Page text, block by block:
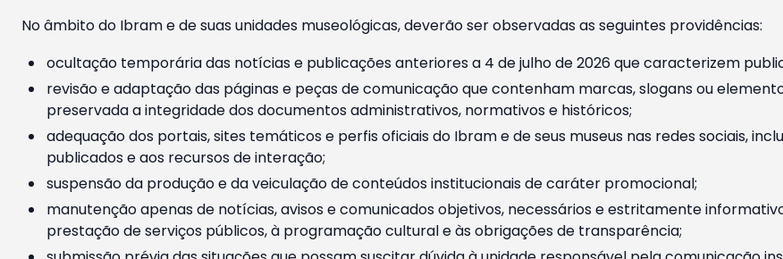
No âmbito do Ibram e de suas unidades museológicas, deverão ser observadas as seguintes providências:
ocultação temporária das notícias e publicações anteriores a 4 de julho de 2026 que caracterizem
revisão e adaptação das páginas e peças de comunicação que contenham marcas, slogans ou
preservada a integridade dos documentos administrativos, normativos e históricos;
adequação dos portais, sites temáticos e perfis oficiais do Ibram e de seus museus nas redes sociais,
publicados e aos recursos de interação;
suspensão da produção e da veiculação de conteúdos institucionais de caráter promocional;
manutenção apenas de notícias, avisos e comunicados objetivos, necessários e estritamente
prestação de serviços públicos, à programação cultural e às obrigações de transparência;